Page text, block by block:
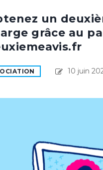
un
grâce au
10 juin